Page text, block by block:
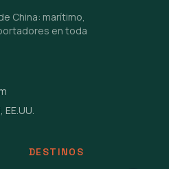
China: marítimo,
en toda
EE.UU.
DESTINOS